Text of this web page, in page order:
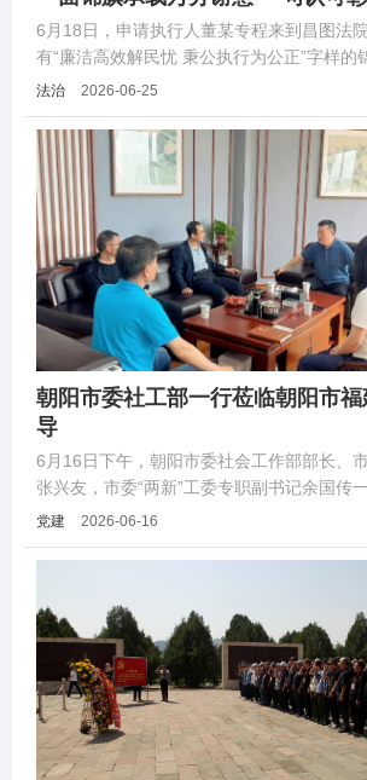
6月18日，申请执行人董某专程来到昌图法
有“廉洁高效解民忧 秉公执行为公正”字样的
李明华手中。
法治 2026-06-25
朝阳市委社工部一行莅临朝阳市
导
6月16日下午，朝阳市委社会工作部部长、
张兴友，市委“两新”工委专职副书记余国传
会走访调研......
党建 2026-06-16